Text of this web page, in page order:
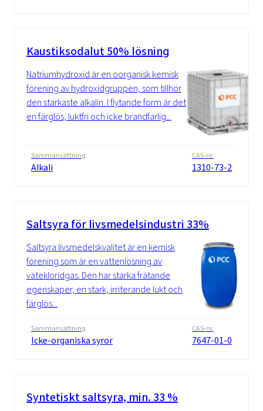
Kaustiksodalut 50% lösning
Natriumhydroxid är en oorganisk kemisk
förening av hydroxidgruppen, som tillhör
den starkaste alkalin. I flytande form är det
en färglös, luktfri och icke brandfarlig...
Sammansättning
Alkali
CAS-nr.
1310-73-2
Saltsyra för livsmedelsindustri 33%
Saltsyra livsmedelskvalitet är en kemisk
förening som är en vattenlösning av
vätekloridgas. Den har starka frätande
egenskaper, en stark, irriterande lukt och
färglös...
Sammansättning
Icke-organiska syror
CAS-nr.
7647-01-0
Syntetiskt saltsyra, min. 33 %